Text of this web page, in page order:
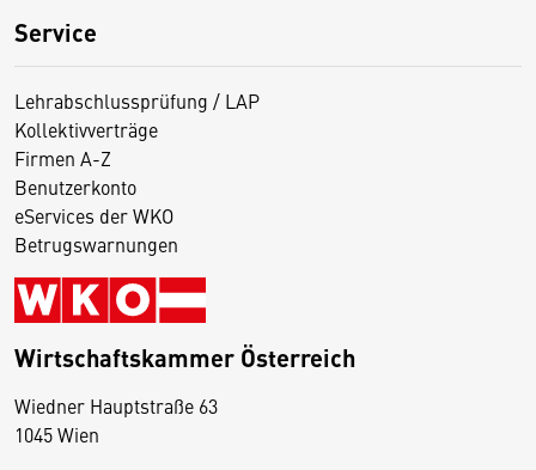
Service
Lehrabschlussprüfung / LAP
Kollektivverträge
Firmen A-Z
Benutzerkonto
eServices der WKO
Betrugswarnungen
Wirtschaftskammer Österreich
Wiedner Hauptstraße 63
1045 Wien
D